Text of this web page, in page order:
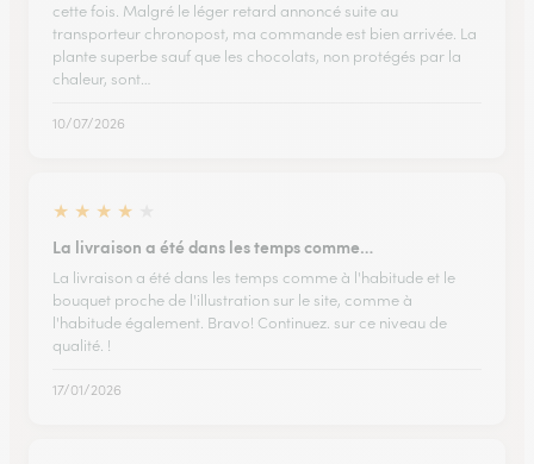
cette fois. Malgré le léger retard annoncé suite au
transporteur chronopost, ma commande est bien arrivée. La
plante superbe sauf que les chocolats, non protégés par la
chaleur, sont…
10/07/2026
★ ★ ★ ★
La livraison a été dans les temps comme…
La livraison a été dans les temps comme à l'habitude et le
bouquet proche de l'illustration sur le site, comme à
l'habitude également. Bravo! Continuez. sur ce niveau de
qualité. !
17/01/2026